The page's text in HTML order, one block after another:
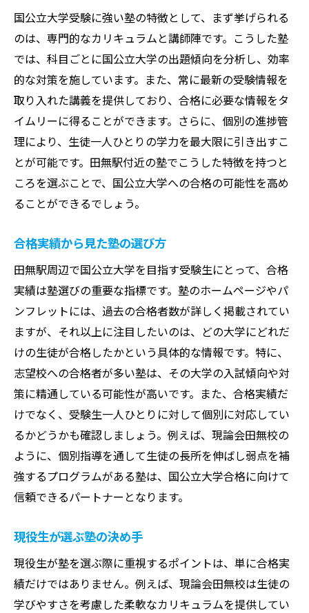
国公立大学受験に強い塾の特徴として、まず挙げられる
のは、専門的なカリキュラムと講師陣です。こうした塾
では、科目ごとに国公立大学の出題傾向を分析し、効率
的な対策を施しています。また、常に最新の受験情報を
取り入れた講義を提供しており、合格に必要な情報をタ
イムリーに得ることができます。さらに、個別の進捗管
理により、生徒一人ひとりの学力を最大限に引き出すこ
とが可能です。田無駅付近の塾でこうした特徴を持つと
ころを選ぶことで、国公立大学への合格の可能性を高め
ることができるでしょう。
合格実績から見た塾の選び方
田無駅周辺で国公立大学を目指す受験生にとって、合格
実績は塾選びの重要な指標です。塾のホームページやパ
ンフレットには、過去の合格者数が詳しく掲載されてい
ますが、それ以上に注目したいのは、どの大学にどれだ
けの生徒が合格したかという具体的な情報です。特に、
志望校への合格者が多い塾は、その大学の入試傾向や対
策に精通している可能性が高いです。また、合格実績だ
けでなく、受験生一人ひとりに対して個別に対応してい
るかどうかも確認しましょう。例えば、現論会田無校の
ように、個別指導を通して生徒の長所を伸ばし弱点を補
強するプログラムがある塾は、国公立大学合格に向けて
信頼できるパートナーとなります。
現役生が選ぶ塾の決め手
現役生が塾を選ぶ際に重視するポイントは、単に合格実
績だけではありません。例えば、現論会田無校は生徒の
学びやすさを考慮した柔軟なカリキュラムを提供してい